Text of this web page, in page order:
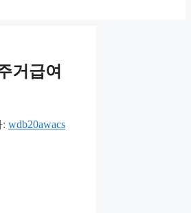
거급여
: wdb20awacs